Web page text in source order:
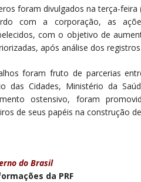
foram divulgados na terça-feira
com a corporação, as
com o objetivo de
após análise dos
foram fruto de parcerias
das Cidades, Ministério da
ostensivo, foram
de seus papéis na construção
do Brasil
da PRF